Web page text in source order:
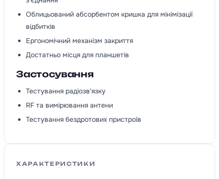
Облицьований абсорбентом кришка для мінімізації
відбитків
Ергономічний механізм закриття
Достатньо місця для планшетів
Застосування
Тестування радіозв'язку
RF та вимірювання антени
Тестування бездротових пристроїв
ХАРАКТЕРИСТИКИ